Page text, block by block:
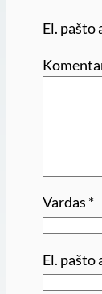
El. pašto
Vardas *
El. pašto